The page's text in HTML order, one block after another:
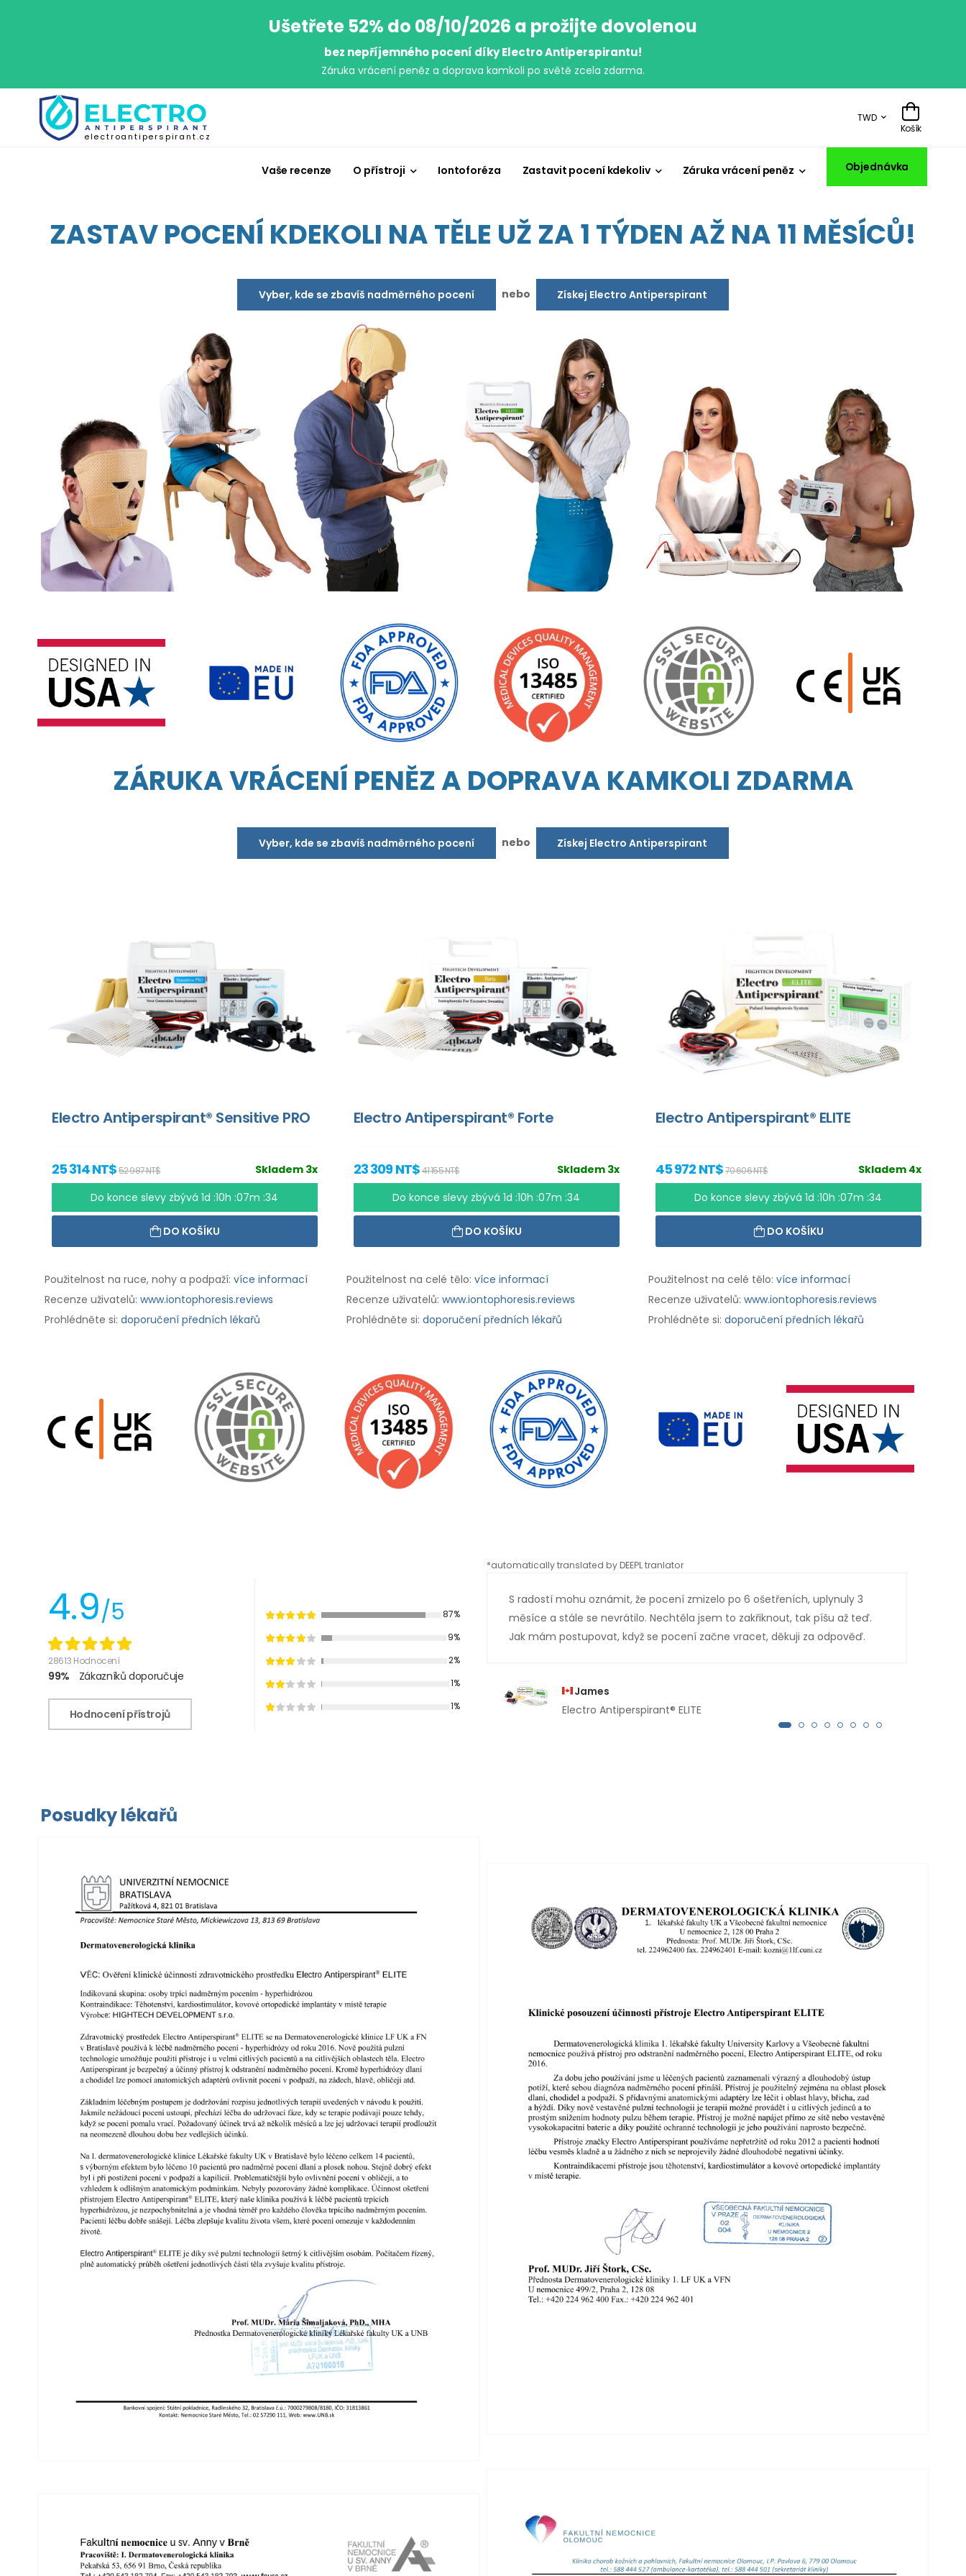
Ušetřete 52% do 08/10/2026 a prožijte dovolenou
bez nepříjemného pocení díky Electro Antiperspirantu!
Záruka vrácení peněz a doprava kamkoli po světě zcela zdarma.
electroantiperspirant.cz
TWD
Košík
Vaše recenze O přístroji Iontoforéza Zastavit pocení kdekoliv Záruka vrácení peněz Objednávka
ZASTAV POCENÍ KDEKOLI NA TĚLE UŽ ZA 1 TÝDEN AŽ NA 11 MĚSÍCŮ!
Vyber, kde se zbavíš nadměrného pocení nebo Získej Electro Antiperspirant
ZÁRUKA VRÁCENÍ PENĚZ A DOPRAVA KAMKOLI ZDARMA
Vyber, kde se zbavíš nadměrného pocení nebo Získej Electro Antiperspirant
Electro Antiperspirant® Sensitive PRO
Skladem 3x
25 314 NT$52 987 NT$
Do konce slevy zbývá1d :10h :07m :33
DO KOŠÍKU
Použitelnost na ruce, nohy a podpaží: více informací
Recenze uživatelů: www.iontophoresis.reviews
Prohlédněte si: doporučení předních lékařů
Electro Antiperspirant® Forte
Skladem 3x
23 309 NT$41 155 NT$
Do konce slevy zbývá1d :10h :07m :33
DO KOŠÍKU
Použitelnost na celé tělo: více informací
Recenze uživatelů: www.iontophoresis.reviews
Prohlédněte si: doporučení předních lékařů
Electro Antiperspirant® ELITE
Skladem 4x
45 972 NT$70 606 NT$
Do konce slevy zbývá1d :10h :07m :33
DO KOŠÍKU
Použitelnost na celé tělo: více informací
Recenze uživatelů: www.iontophoresis.reviews
Prohlédněte si: doporučení předních lékařů
4.9/5
28613 Hodnocení
99% Zákazníků doporučuje
Hodnocení přístrojů
87%
9%
2%
1%
1%
*automatically translated by DEEPL tranlator
S radostí mohu oznámit, že pocení zmizelo po 6 ošetřeních, uplynuly 3
měsíce a stále se nevrátilo. Nechtěla jsem to zakřiknout, tak píšu až teď.
Jak mám postupovat, když se pocení začne vracet, děkuji za odpověď.
James
Electro Antiperspirant® ELITE
Posudky lékařů